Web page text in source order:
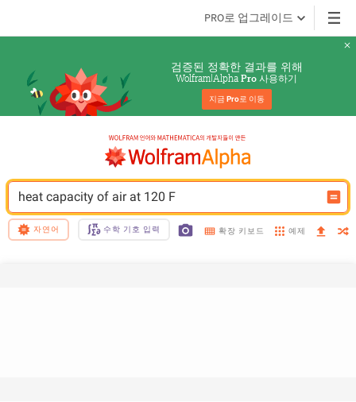
PRO로 업그레이드
검증된 정확한 결과를 위해
Wolfram|Alpha Pro 사용하기
지금 Pro로 이동
heat capacity of air at 120 F
자연어 수학 기호 입력 확장 키보드 예제